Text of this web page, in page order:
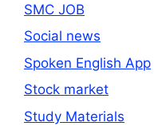
SMC JOB
Social news
Spoken English App
Stock market
Study Materials